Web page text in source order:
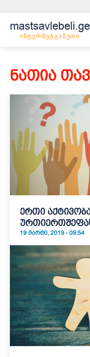
mastsavlebeli.ge
ინტერნეტგაზეთი
ნათია
ერთი
19 ᲛᲐᲠᲢᲘ, 2019 - 09:54